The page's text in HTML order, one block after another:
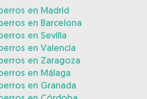
en Madrid
en Barcelona
en Sevilla
en Valencia
en Zaragoza
en Málaga
en Granada